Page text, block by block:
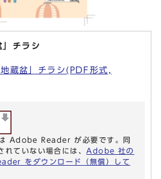
」チラシ
蔵盆」チラシ(PDF形式,
Adobe Reader が必要です。同
れていない場合には、 Adobe 社の
をダウンロード（無償）して